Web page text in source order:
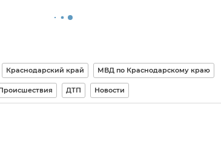
Краснодарский край МВД по Краснодарскому краю
ДТП Новости